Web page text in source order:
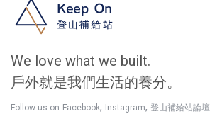
We love what we built.
戶外就是我們生活的養分。
Follow us on Facebook, Instagram, 登山補給站論壇